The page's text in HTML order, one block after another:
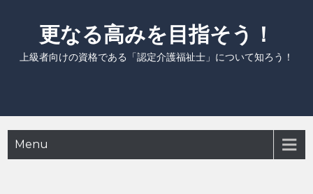
更なる高みを目指そう！
上級者向けの資格である「認定介護福祉士」について知ろう！
Menu